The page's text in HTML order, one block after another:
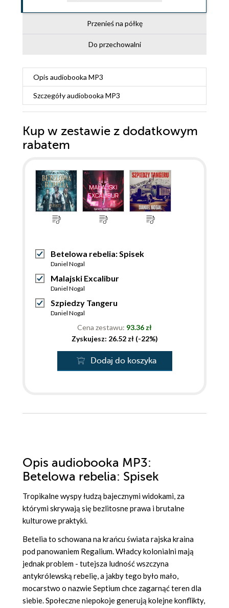
Przenieś na półkę
Do przechowalni
Opis audiobooka MP3
Szczegółyaudiobooka MP3
Kup w zestawie z dodatkowym
rabatem
Betelowa rebelia: Spisek
Daniel Nogal
Malajski Excalibur
Daniel Nogal
Szpiedzy Tangeru
Daniel Nogal
Cena zestawu: 93.36 zł
Zyskujesz: 26.52 zł (-22%)
Dodaj do koszyka
Opis audiobooka MP3:
Betelowa rebelia: Spisek
Tropikalne wyspy łudzą bajecznymi widokami, za
którymi skrywają się bezlitosne prawa i brutalne
kulturowe praktyki.
Betelia to schowana na krańcu świata rajska kraina
pod panowaniem Regalium. Władcy kolonialni mają
jednak problem - tutejsza ludność wszczyna
antykrólewską rebelię, a jakby tego było mało,
mocarstwo o nazwie Septium chce zagarnąć teren dla
siebie. Społeczne niepokoje generują kolejne konflikty,